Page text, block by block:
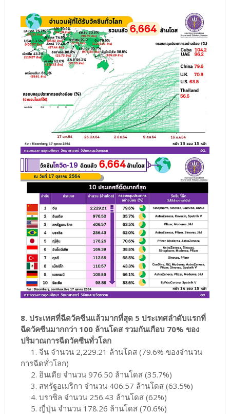
8. ประเทศที่ฉีดวัคซีนแล้วมากที่สุด 5 ประเทศลำดับแรกที่
ฉีดวัคซีนมากกว่า 100 ล้านโดส รวมกันเกือบ 70% ของ
ปริมาณการฉีดวัคซีนทั่วโลก
1. จีน จำนวน 2,229.21 ล้านโดส (79.6% ของจำนวน
การฉีดทั่วโลก)
2. อินเดีย จำนวน 976.50 ล้านโดส (35.7%)
3. สหรัฐอเมริกา จำนวน 406.57 ล้านโดส (63.5%)
4. บราซิล จำนวน 256.43 ล้านโดส (62%)
5. ญี่ปุ่น จำนวน 178.26 ล้านโดส (70.6%)